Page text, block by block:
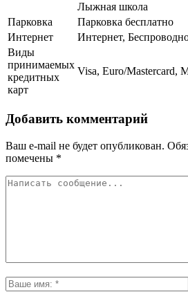
Лыжная школа
Парковка
Парковка бесплатно
Интернет
Интернет,
Виды
принимаемых
кредитных
карт
Visa, Euro/Mastercard,
Добавить комментарий
Ваш e-mail не будет опубликован.
помечены *